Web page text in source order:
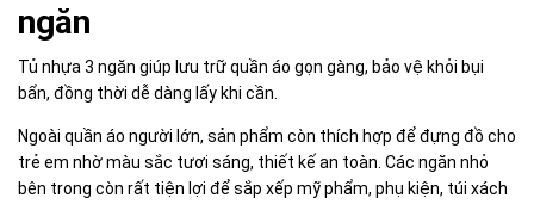
ngăn
Tủ nhựa 3 ngăn giúp lưu trữ quần áo gọn gàng, bảo vệ khỏi bụi
bẩn, đồng thời dễ dàng lấy khi cần.
Ngoài quần áo người lớn, sản phẩm còn thích hợp để đựng đồ cho
trẻ em nhờ màu sắc tươi sáng, thiết kế an toàn. Các ngăn nhỏ
bên trong còn rất tiện lợi để sắp xếp mỹ phẩm, phụ kiện, túi xách